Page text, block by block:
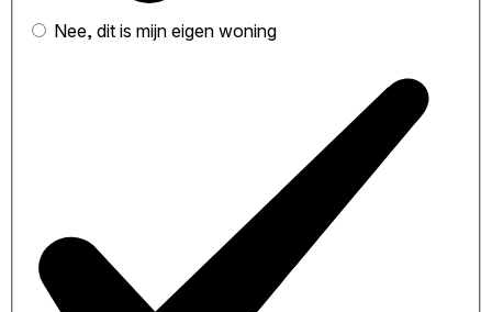
Nee, dit is mijn eigen woning